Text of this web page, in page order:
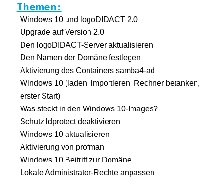
Themen:
Windows 10 und logoDIDACT 2.0
Upgrade auf Version 2.0
Den logoDIDACT-Server aktualisieren
Den Namen der Domäne festlegen
Aktivierung des Containers samba4-ad
Windows 10 (laden, importieren, Rechner betanken,
erster Start)
Was steckt in den Windows 10-Images?
Schutz ldprotect deaktivieren
Windows 10 aktualisieren
Aktivierung von profman
Windows 10 Beitritt zur Domäne
Lokale Administrator-Rechte anpassen